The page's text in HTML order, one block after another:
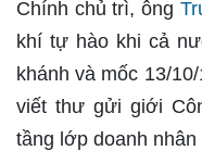
Chính chủ trì, ông
khí tự hào khi cả
khánh và mốc 13/
viết thư gửi giới
tầng lớp doanh nhân